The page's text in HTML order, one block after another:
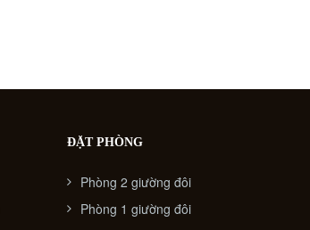
ĐẶT PHÒNG
Phòng 2 giường đôi
Phòng 1 giường đôi